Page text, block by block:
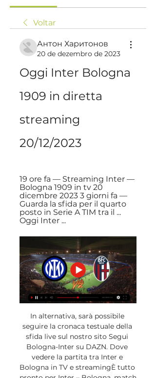
Voltar
Антон Харитонов
20 de dezembro de 2023
Oggi Inter Bologna
1909 in diretta
streaming
20/12/2023
19 ore fa — Streaming Inter —
Bologna 1909 in tv 20
dicembre 2023 3 giorni fa —
Guarda la sfida per il quarto
posto in Serie A TIM tra il ...
Oggi Inter ...
In alternativa, sarà possibile
seguire la cronaca testuale della
sfida live sul nostro sito Segui
Bologna-Inter su DAZN. Dove
vedere la partita tra Inter e
Bologna in TV e streamingÈ tutto